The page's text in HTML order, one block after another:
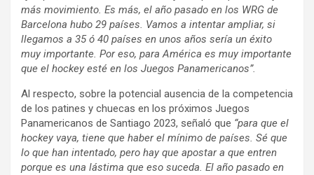
más movimiento. Es más, el año pasado en los WRG de
Barcelona hubo 29 países. Vamos a intentar ampliar, si
llegamos a 35 ó 40 países en unos años sería un éxito
muy importante. Por eso, para América es muy importante
que el hockey esté en los Juegos Panamericanos”.
Al respecto, sobre la potencial ausencia de la competencia
de los patines y chuecas en los próximos Juegos
Panamericanos de Santiago 2023, señaló que “para que el
hockey vaya, tiene que haber el mínimo de países. Sé que
lo que han intentado, pero hay que apostar a que entren
porque es una lástima que eso suceda. El año pasado en